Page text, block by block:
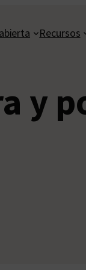
Recursos
y